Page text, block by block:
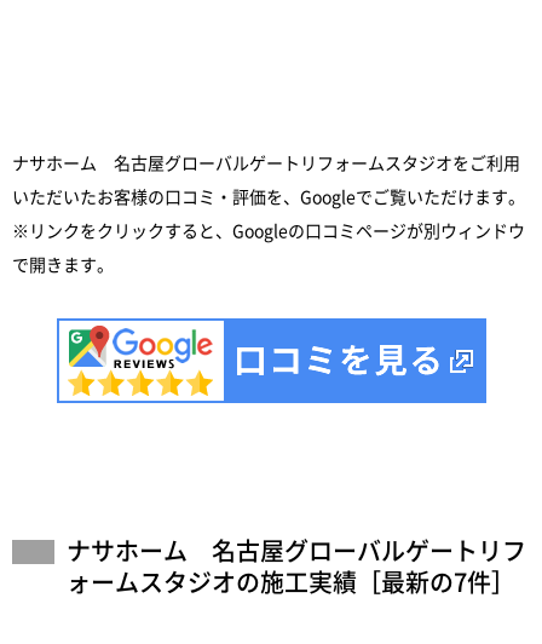
ナサホーム 名古屋グローバルゲートリフォームスタジオをご利用
いただいたお客様の口コミ・評価を、Googleでご覧いただけます。
※リンクをクリックすると、Googleの口コミページが別ウィンドウ
で開きます。
ナサホーム 名古屋グローバルゲートリフ
ォームスタジオの施工実績［最新の7件］